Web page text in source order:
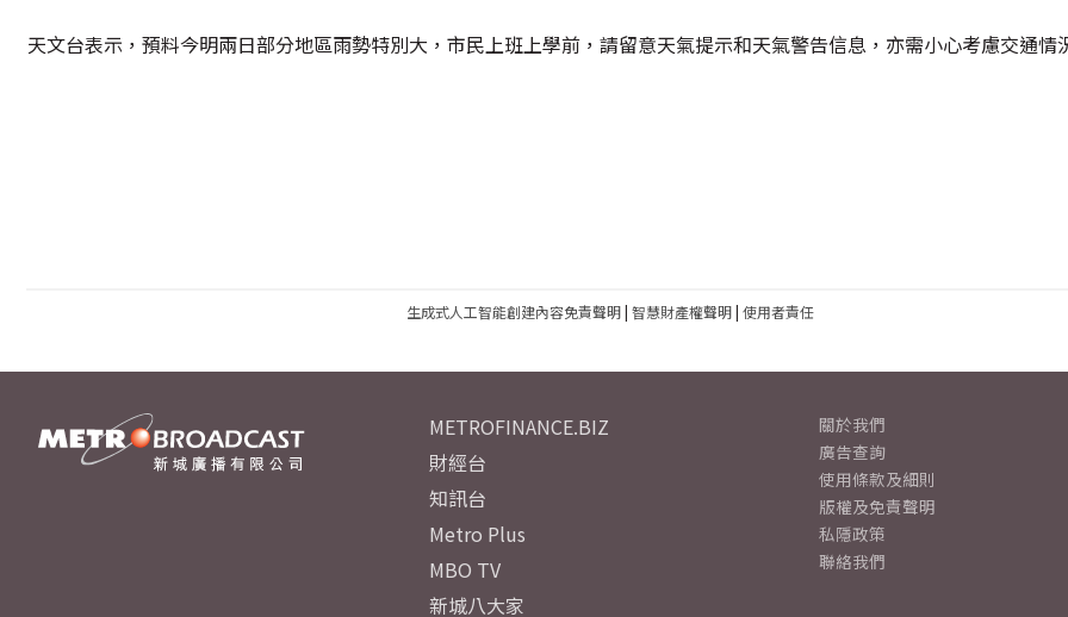
天文台表示，預料今明兩日部分地區雨勢特別大，市民上班上學前，請留意天氣提示和天氣警告信息，亦需小心考慮交通情
生成式人工智能創建內容免責聲明| 智慧財產權聲明| 使用者責任
METROFINANCE.BIZ
財經台
知訊台
Metro Plus
MBO TV
新城八大家
關於我們
廣告查詢
使用條款及細則
版權及免責聲明
私隱政策
聯絡我們